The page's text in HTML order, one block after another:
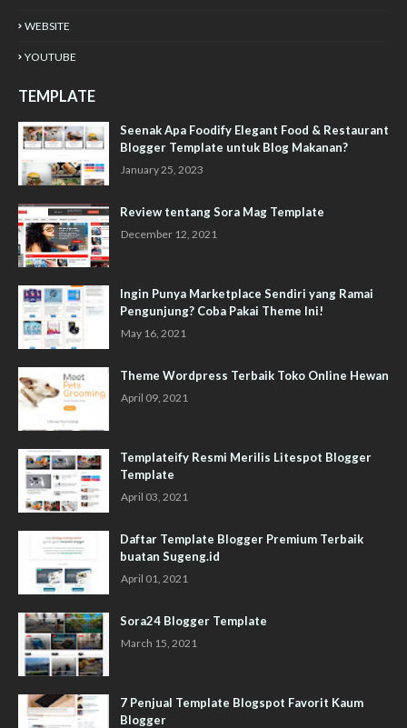
WEBSITE
YOUTUBE
TEMPLATE
Seenak Apa Foodify Elegant Food & Restaurant
Blogger Template untuk Blog Makanan?
January 25, 2023
Review tentang Sora Mag Template
December 12, 2021
Ingin Punya Marketplace Sendiri yang Ramai
Pengunjung? Coba Pakai Theme Ini!
May 16, 2021
Theme Wordpress Terbaik Toko Online Hewan
April 09, 2021
Templateify Resmi Merilis Litespot Blogger
Template
April 03, 2021
Daftar Template Blogger Premium Terbaik
buatan Sugeng.id
April 01, 2021
Sora24 Blogger Template
March 15, 2021
7 Penjual Template Blogspot Favorit Kaum
Blogger